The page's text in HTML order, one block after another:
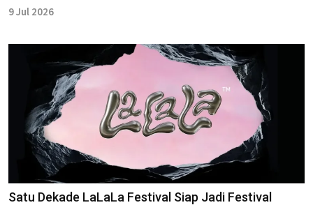
9 Jul 2026
Satu Dekade LaLaLa Festival Siap Jadi Festival